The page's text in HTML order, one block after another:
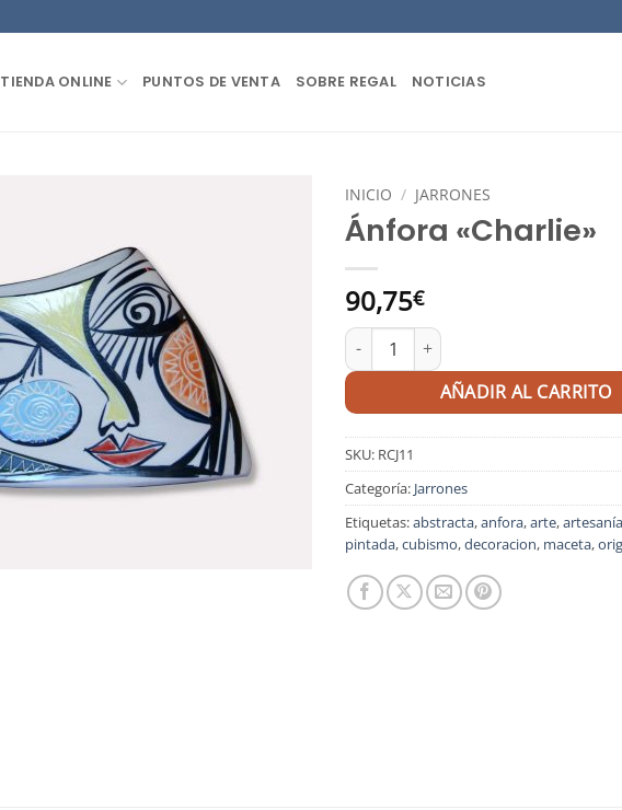
TIENDA ONLINE PUNTOS DE VENTA SOBRE REGAL NOTICIAS
INICIO / JARRONES
Ánfora «Charlie»
90,75€
Ánfora "Charlie" cantidad
AÑADIR AL CARRITO
SKU: RCJ11
Categoría: Jarrones
Etiquetas:abstracta,anfora,arte,artesanía
pintada,cubismo,decoracion, maceta,